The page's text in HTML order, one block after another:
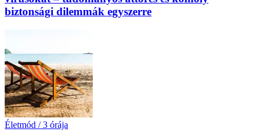
biztonsági dilemmák egyszerre
Életmód / 3 órája